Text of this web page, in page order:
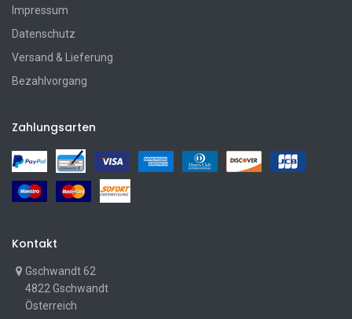
Impressum
Datenschutz
Versand & Lieferung
Bezahlvorgang
Zahlungsarten
Kontakt
Gschwandt 62
4822 Gschwandt
Österreich